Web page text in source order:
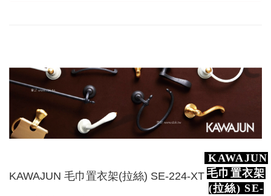
KAWAJUN 毛巾置衣架(拉絲) SE-224-XT
KAWAJUN
毛巾置衣架
(拉絲) SE-